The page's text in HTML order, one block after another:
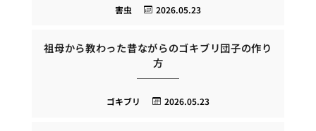
2026.05.23
害虫
祖母から教わった昔ながらのゴキブリ団子の作り
方
2026.05.23
ゴキブリ